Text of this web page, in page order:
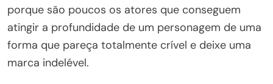
porque são poucos os atores que conseguem
atingir a profundidade de um personagem de uma
forma que pareça totalmente crível e deixe uma
marca indelével.